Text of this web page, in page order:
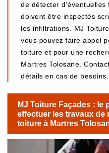
de détecter
doivent être inspectés
les infiltrations. MJ
vous pouvez faire appel
toiture et pour une
Martres Tolosane.
détails en cas de besoins.
MJ Toiture Façades :
effectuer les travaux de
toiture à Martres